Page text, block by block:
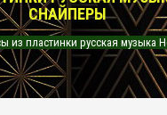
СНАЙПЕРЫ
из пластинки русская музыка